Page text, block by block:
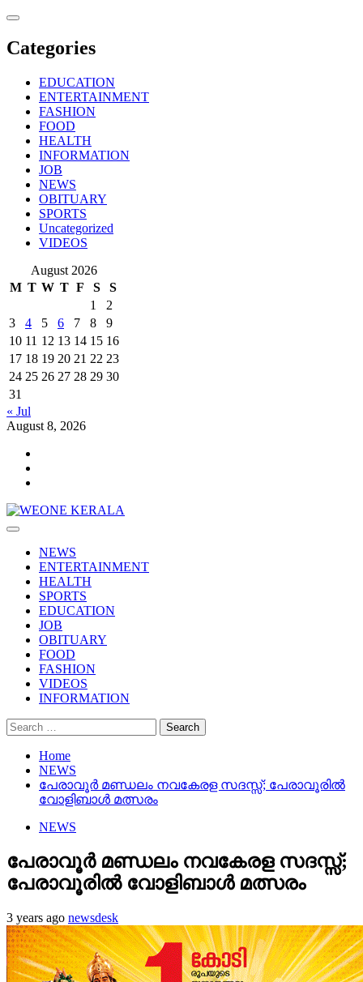
Skip
content
Categories
EDUCATION
ENTERTAINMENT
FASHION
FOOD
HEALTH
INFORMATION
JOB
NEWS
OBITUARY
SPORTS
Uncategorized
VIDEOS
August 2026
M T W T F S
S
1
2
3
4 5 6 7 8
9
10 11 12 13 14 15 16
17 18 19 20 21 22 23
24 25 26 27 28 29 30
31
« Jul
August 8, 2026
Primary
NEWS
ENTERTAINMENT
HEALTH
SPORTS
EDUCATION
JOB
OBITUARY
FOOD
FASHION
VIDEOS
INFORMATION
Search
for:
Home
NEWS
പേരാവൂർ മണ്ഡലം നവകേരള സദസ്സ്; പേരാവൂരിൽ
വോളിബാൾ മത്സരം
NEWS
പേരാവൂർ മണ്ഡലം നവകേരള സദസ്സ്;
പേരാവൂരിൽ വോളിബാൾ മത്സരം
3 years ago newsdesk